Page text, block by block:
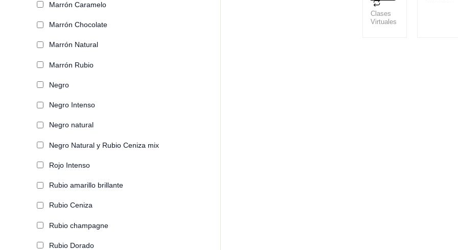
Marrón Caramelo
Marrón Chocolate
Marrón Natural
Marrón Rubio
Negro
Negro Intenso
Negro natural
Negro Natural y Rubio Ceniza mix
Rojo Intenso
Rubio amarillo brillante
Rubio Ceniza
Rubio champagne
Rubio Dorado
Clases
Virtuales